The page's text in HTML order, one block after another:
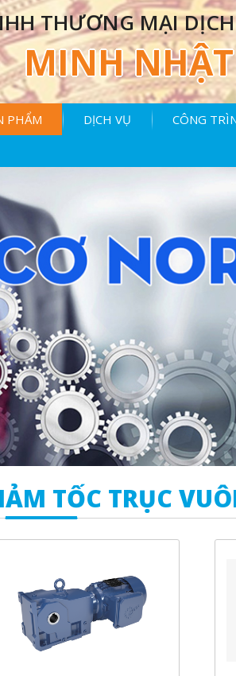
THƯƠNG MẠI
MINH NHẬT
PHẨM DỊCH VỤ CÔNG
TỐC TRỤC